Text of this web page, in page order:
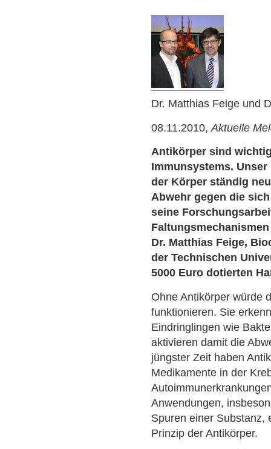
Dr. Matthias Feige und
08.11.2010,Aktuelle
Antikörper sind
Immunsystems.
der Körper ständig
Abwehr gegen die
seine
Dr. Matthias Feige,
der Technischen
5000 Euro dotierten
Ohne Antikörper würde
funktionieren. Sie
Eindringlingen wie
aktivieren damit die
jüngster Zeit haben
Medikamente in der
Anwendungen,
Spuren einer Substanz,
Prinzip der Antikörper.